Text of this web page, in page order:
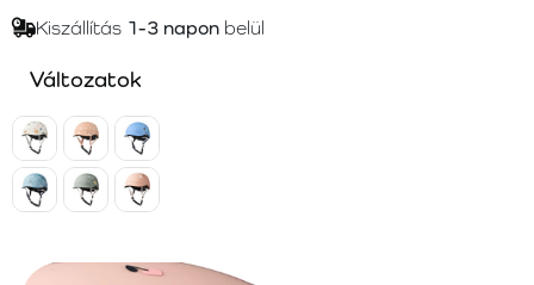
Kiszállítás 1-3 napon belül
Változatok